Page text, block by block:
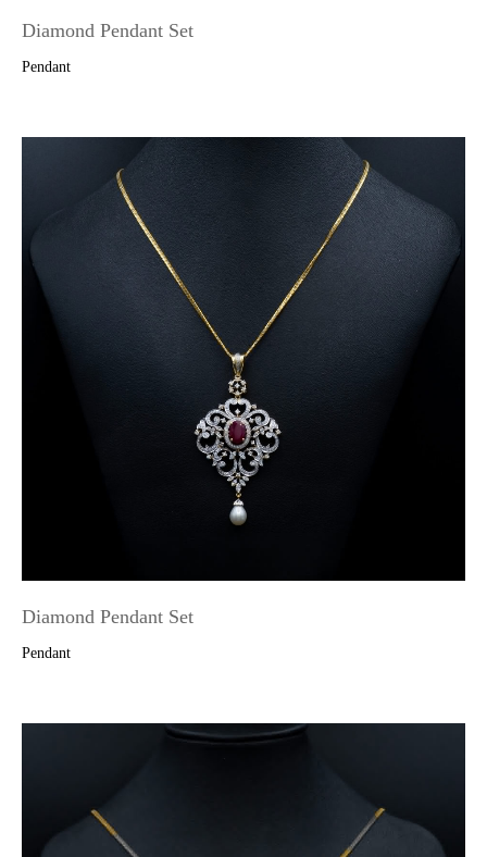
Diamond Pendant Set
Pendant
Diamond Pendant Set
Pendant